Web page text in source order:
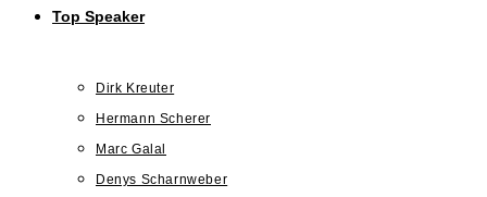
Top Speaker
Dirk Kreuter
Hermann Scherer
Marc Galal
Denys Scharnweber